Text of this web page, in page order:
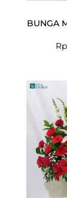
BUNGA
Rp